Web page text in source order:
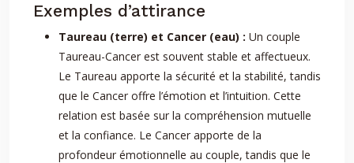
Exemples d’attirance
Taureau (terre) et Cancer (eau) : Un couple
Taureau-Cancer est souvent stable et affectueux.
Le Taureau apporte la sécurité et la stabilité, tandis
que le Cancer offre l’émotion et l’intuition. Cette
relation est basée sur la compréhension mutuelle
et la confiance. Le Cancer apporte de la
profondeur émotionnelle au couple, tandis que le